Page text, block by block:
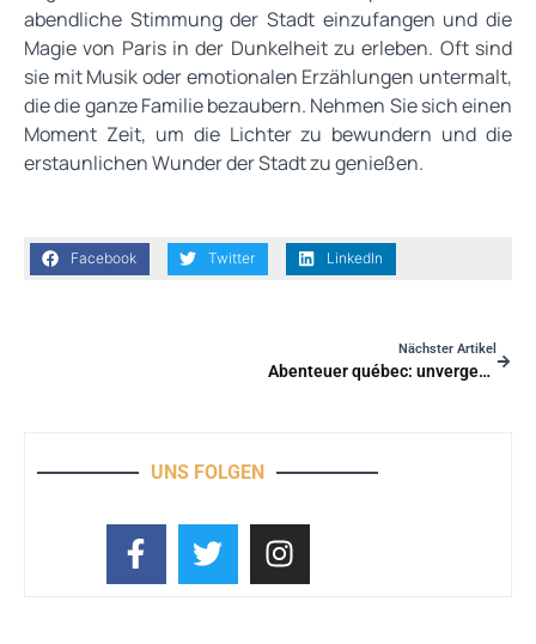
abendliche Stimmung der Stadt einzufangen und die
Magie von Paris in der Dunkelheit zu erleben. Oft sind
sie mit Musik oder emotionalen Erzählungen untermalt,
die die ganze Familie bezaubern. Nehmen Sie sich einen
Moment Zeit, um die Lichter zu bewundern und die
erstaunlichen Wunder der Stadt zu genießen.
Facebook Twitter LinkedIn
Nächster Artikel
Abenteuer québec: unvergessliche familienreisen im land der tausend erlebnisse
UNS FOLGEN